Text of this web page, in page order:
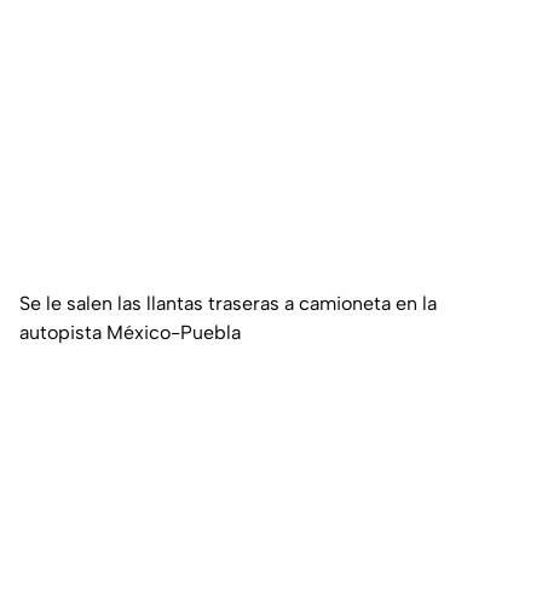
Se le salen las llantas traseras a camioneta en la
autopista México-Puebla